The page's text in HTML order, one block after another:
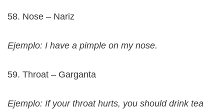
58. Nose – Nariz
Ejemplo: I have a pimple on my nose.
59. Throat – Garganta
Ejemplo: If your throat hurts, you should drink tea